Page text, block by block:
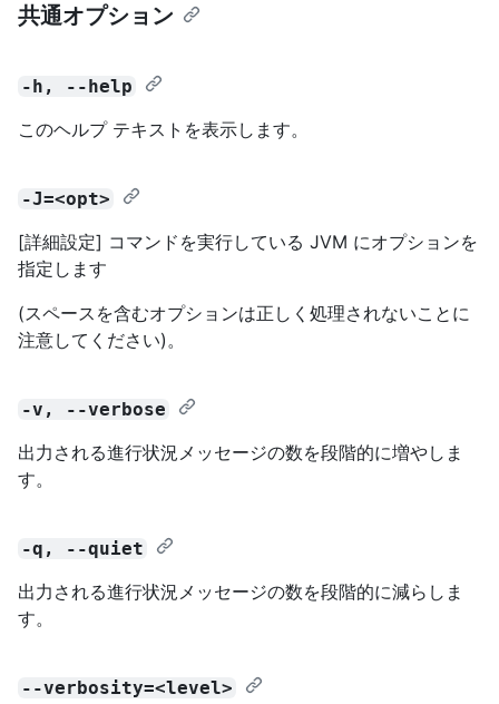
共通オプション
-h, --help
このヘルプ テキストを表示します。
-J=<opt>
[詳細設定] コマンドを実行している JVM にオプションを
指定します
(スペースを含むオプションは正しく処理されないことに
注意してください)。
-v, --verbose
出力される進行状況メッセージの数を段階的に増やしま
す。
-q, --quiet
出力される進行状況メッセージの数を段階的に減らしま
す。
--verbosity=<level>